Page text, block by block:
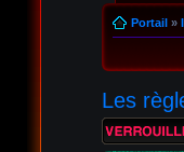
Portail»
Les
Forum